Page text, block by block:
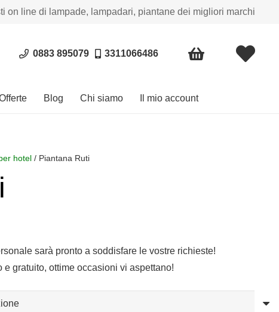
on line di lampade, lampadari, piantane dei migliori marchi
0883 895079 3311066486
Blog Chi siamo Il mio account
hotel / Piantana Ruti
sarà pronto a soddisfare le vostre richieste!
gratuito, ottime occasioni vi aspettano!